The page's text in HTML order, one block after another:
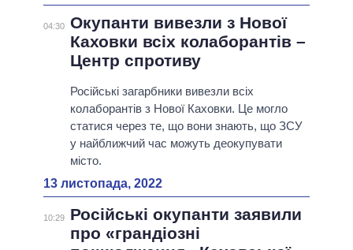
04:30 Окупанти вивезли з Нової
Каховки всіх колаборантів –
Центр спротиву
Російські загарбники вивезли всіх
колаборантів з Нової Каховки. Це могло
статися через те, що вони знають, що ЗСУ
у найближчий час можуть деокупувати
місто.
13 листопада, 2022
10:29
Російські окупанти заявили
про «грандіозні